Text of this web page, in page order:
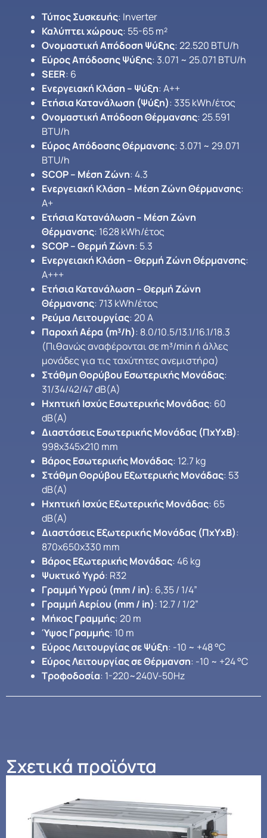
Τύπος Συσκευής: Inverter
Καλύπτει χώρους: 55-65 m²
Ονομαστική Απόδοση Ψύξης: 22.520 BTU/h
Εύρος Απόδοσης Ψύξης: 3.071 ~ 25.071 BTU/h
SEER: 6
Ενεργειακή Κλάση – Ψύξη: A++
Ετήσια Κατανάλωση (Ψύξη): 335 kWh/έτος
Ονομαστική Απόδοση Θέρμανσης: 25.591
BTU/h
Εύρος Απόδοσης Θέρμανσης: 3.071 ~ 29.071
BTU/h
SCOP – Μέση Ζώνη: 4.3
Ενεργειακή Κλάση – Μέση Ζώνη Θέρμανσης:
A+
Ετήσια Κατανάλωση – Μέση Ζώνη
Θέρμανσης: 1628 kWh/έτος
SCOP – Θερμή Ζώνη: 5.3
Ενεργειακή Κλάση – Θερμή Ζώνη Θέρμανσης:
A+++
Ετήσια Κατανάλωση – Θερμή Ζώνη
Θέρμανσης: 713 kWh/έτος
Ρεύμα Λειτουργίας: 20 A
Παροχή Αέρα (m³/h): 8.0/10.5/13.1/16.1/18.3
(Πιθανώς αναφέρονται σε m³/min ή άλλες
μονάδες για τις ταχύτητες ανεμιστήρα)
Στάθμη Θορύβου Εσωτερικής Μονάδας:
31/34/42/47 dB(A)
Ηχητική Ισχύς Εσωτερικής Μονάδας: 60
dB(A)
Διαστάσεις Εσωτερικής Μονάδας (ΠxΥxΒ):
998x345x210 mm
Βάρος Εσωτερικής Μονάδας: 12.7 kg
Στάθμη Θορύβου Εξωτερικής Μονάδας: 53
dB(A)
Ηχητική Ισχύς Εξωτερικής Μονάδας: 65
dB(A)
Διαστάσεις Εξωτερικής Μονάδας (ΠxΥxΒ):
870x650x330 mm
Βάρος Εξωτερικής Μονάδας: 46 kg
Ψυκτικό Υγρό: R32
Γραμμή Υγρού (mm / in): 6,35 / 1/4”
Γραμμή Αερίου (mm / in): 12.7 / 1/2”
Μήκος Γραμμής: 20 m
Ύψος Γραμμής: 10 m
Εύρος Λειτουργίας σε Ψύξη: -10 ~ +48 °C
Εύρος Λειτουργίας σε Θέρμανση: -10 ~ +24 °C
Τροφοδοσία: 1-220~240V-50Hz
Σχετικά προϊόντα